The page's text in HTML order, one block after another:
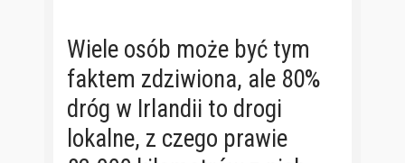
Wiele osób może być tym
faktem zdziwiona, ale 80%
dróg w Irlandii to drogi
lokalne, z czego prawie